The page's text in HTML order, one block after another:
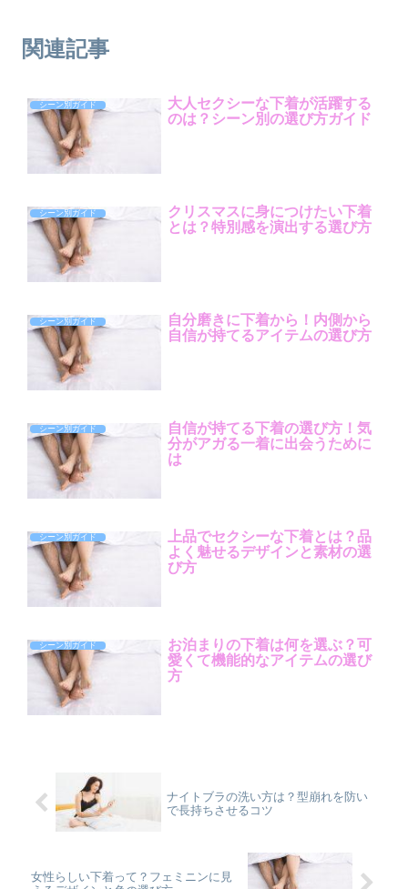
関連記事
シーン別ガイド
大人セクシーな下着が活躍する
のは？シーン別の選び方ガイド
シーン別ガイド
クリスマスに身につけたい下着
とは？特別感を演出する選び方
シーン別ガイド
自分磨きに下着から！内側から
自信が持てるアイテムの選び方
シーン別ガイド
自信が持てる下着の選び方！気
分がアガる一着に出会うために
は
シーン別ガイド
上品でセクシーな下着とは？品
よく魅せるデザインと素材の選
び方
シーン別ガイド
お泊まりの下着は何を選ぶ？可
愛くて機能的なアイテムの選び
方
ナイトブラの洗い方は？型崩れを防い
で長持ちさせるコツ
女性らしい下着って？フェミニンに見